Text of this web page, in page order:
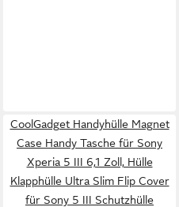
CoolGadget Handyhülle Magnet
Case Handy Tasche für Sony
Xperia 5 III 6,1 Zoll, Hülle
Klapphülle Ultra Slim Flip Cover
für Sony 5 III Schutzhülle